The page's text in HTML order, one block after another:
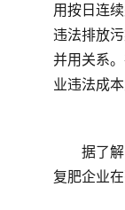
用按日连
违法排放
并用关系
业违法成本
据了解
复肥企业在